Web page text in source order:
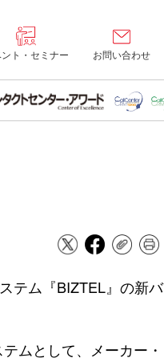
ト・セミナー お問い合わせ
テム『BIZTEL』の新バ
ムとして、メーカー・